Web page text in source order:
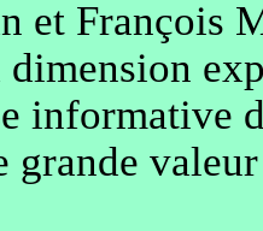
et François
informative
grande